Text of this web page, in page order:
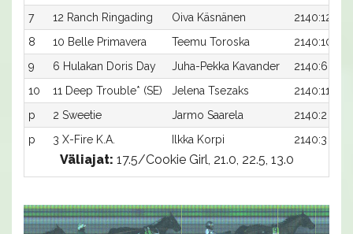
7
12 Ranch Ringading Oiva Käsnänen
2140:12
8
10 Belle Primavera Teemu Toroska
2140:10
9
6 Hulakan Doris Day Juha-Pekka Kavander
2140:6
10
11 Deep Trouble* (SE) Jelena Tsezaks
2140:11
p
2 Sweetie Jarmo Saarela
2140:2
p
3 X-Fire K.A. Ilkka Korpi 2140:3
Väliajat: 17.5/Cookie Girl, 21.0, 22.5, 13.0